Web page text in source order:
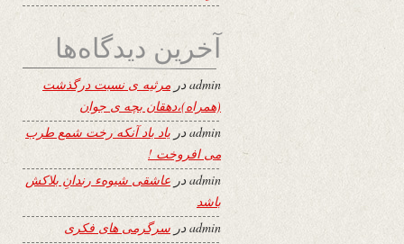
آخرین دیدگاه‌ها
adminدر مرثیه ی نسبت درگذشت
(همراه)،دهقان بچه ی جوان
admin در یاد باد آنکه رخت شمع طرب
می افروخت !
adminدر عاشقی شیوهء رندانِ بلاکش
باشد
admin در سرگرمی های فکری